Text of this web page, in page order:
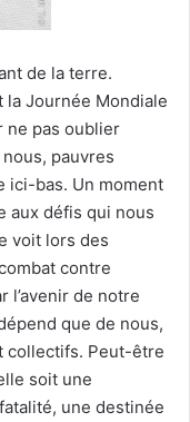
de la terre.
la Journée Mondiale
ne pas oublier
pauvres
ici-bas. Un moment
aux défis qui nous
voit lors des
contre
l’avenir de notre
que de nous,
collectifs. Peut-être
soit une
une destinée